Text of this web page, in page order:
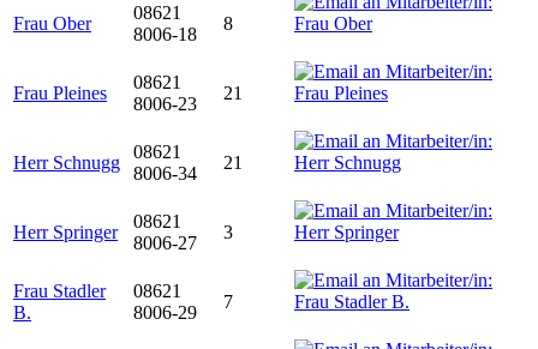
Frau Ober
08621
8006-18
8
Frau Pleines
08621
8006-23
21
Herr Schnugg
08621
8006-34
21
Herr Springer
08621
8006-27
3
Frau Stadler
B.
08621
8006-29
7